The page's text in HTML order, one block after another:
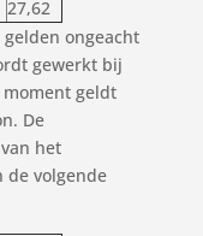
27,62
ongeacht
gewerkt bij
geldt
De
het
de volgende